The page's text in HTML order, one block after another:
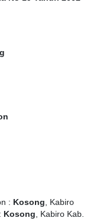
: Kosong, Kabiro
Kosong, Kabiro Kab.